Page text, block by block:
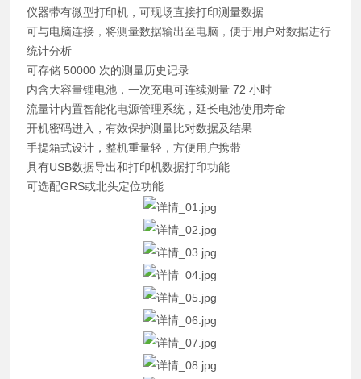
仪器带有微型打印机，可现场直接打印测量数据
可与电脑连接，将测量数据输出至电脑，便于用户对数据进行
统计分析
可存储 50000 次的测量历史记录
内含大容量锂电池，一次充电可连续测量 72 小时
流量计内置智能化电源管理系统，延长电池使用寿命
开机密码进入，有效保护测量比对数据及结果
手提箱式设计，整机重量轻，方便用户携带
具有USB数据导出和打印机数据打印功能
可选配GRS或北头定位功能